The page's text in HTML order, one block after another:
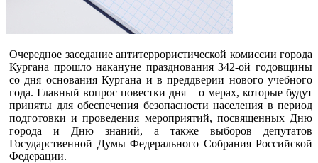
Очередное заседание антитеррористической комиссии города
Кургана прошло накануне празднования 342-ой годовщины
со дня основания Кургана и в преддверии нового учебного
года. Главный вопрос повестки дня – о мерах, которые будут
приняты для обеспечения безопасности населения в период
подготовки и проведения мероприятий, посвященных Дню
города и Дню знаний, а также выборов депутатов
Государственной Думы Федерального Собрания Российской
Федерации.